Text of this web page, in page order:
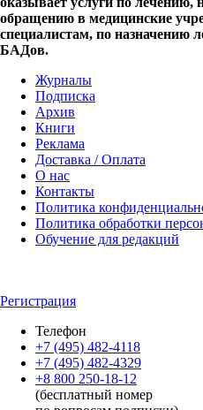
обращению в медицинские
специалистам, по назначению
БАДов.
Журналы
Подписка
Архив
Книги
Реклама
Доставка / Оплата
О нас
Контакты
Политика
Политика обработки
Обучение для редакций
Регистрация
Телефон
+7 (495) 482-4118
+7 (495) 482-4329
+8 800 250-18-12
(бесплатный номер